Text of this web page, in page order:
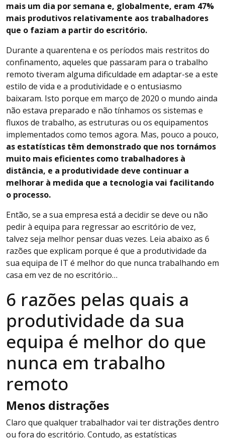
mais um dia por semana e, globalmente, eram 47%
mais produtivos relativamente aos trabalhadores
que o faziam a partir do escritório.
Durante a quarentena e os períodos mais restritos do
confinamento, aqueles que passaram para o trabalho
remoto tiveram alguma dificuldade em adaptar-se a este
estilo de vida e a produtividade e o entusiasmo
baixaram. Isto porque em março de 2020 o mundo ainda
não estava preparado e não tínhamos os sistemas e
fluxos de trabalho, as estruturas ou os equipamentos
implementados como temos agora. Mas, pouco a pouco,
as estatísticas têm demonstrado que nos tornámos
muito mais eficientes como trabalhadores à
distância, e a produtividade deve continuar a
melhorar à medida que a tecnologia vai facilitando
o processo.
Então, se a sua empresa está a decidir se deve ou não
pedir à equipa para regressar ao escritório de vez,
talvez seja melhor pensar duas vezes. Leia abaixo as 6
razões que explicam porque é que a produtividade da
sua equipa de IT é melhor do que nunca trabalhando em
casa em vez de no escritório…
6 razões pelas quais a
produtividade da sua
equipa é melhor do que
nunca em trabalho
remoto
Menos distrações
Claro que qualquer trabalhador vai ter distrações dentro
ou fora do escritório. Contudo, as estatísticas